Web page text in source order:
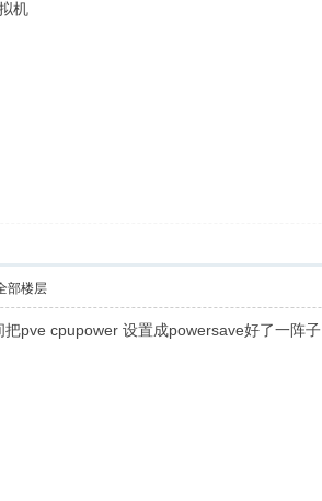
机
部楼层
pve cpupower 设置成powersave好了一阵子